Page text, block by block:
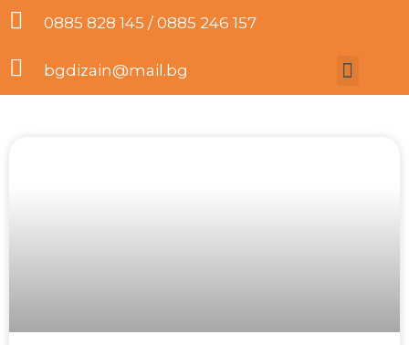
0885 828 145 / 0885 246 157
bgdizain@mail.bg